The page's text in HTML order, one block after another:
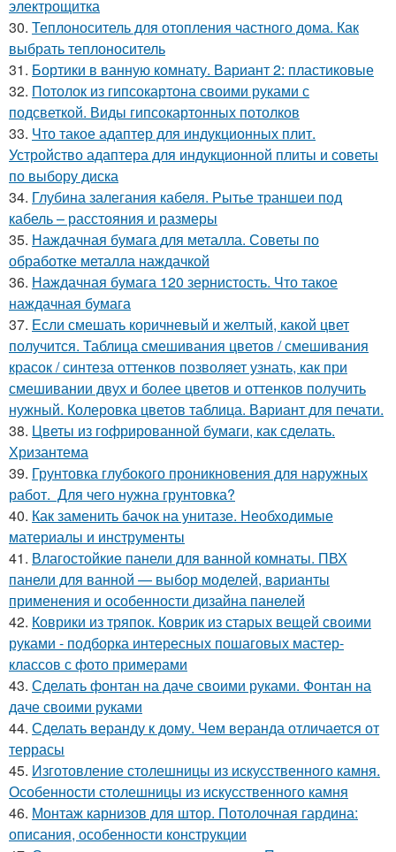
электрощитка
30. Теплоноситель для отопления частного дома. Как
выбрать теплоноситель
31. Бортики в ванную комнату. Вариант 2: пластиковые
32. Потолок из гипсокартона своими руками с
подсветкой. Виды гипсокартонных потолков
33. Что такое адаптер для индукционных плит.
Устройство адаптера для индукционной плиты и советы
по выбору диска
34. Глубина залегания кабеля. Рытье траншеи под
кабель – расстояния и размеры
35. Наждачная бумага для металла. Советы по
обработке металла наждачкой
36. Наждачная бумага 120 зернистость. Что такое
наждачная бумага
37. Если смешать коричневый и желтый, какой цвет
получится. Таблица смешивания цветов / смешивания
красок / синтеза оттенков позволяет узнать, как при
смешивании двух и более цветов и оттенков получить
нужный. Колеровка цветов таблица. Вариант для печати.
38. Цветы из гофрированной бумаги, как сделать.
Хризантема
39. Грунтовка глубокого проникновения для наружных
работ. Для чего нужна грунтовка?
40. Как заменить бачок на унитазе. Необходимые
материалы и инструменты
41. Влагостойкие панели для ванной комнаты. ПВХ
панели для ванной — выбор моделей, варианты
применения и особенности дизайна панелей
42. Коврики из тряпок. Коврик из старых вещей своими
руками - подборка интересных пошаговых мастер-
классов с фото примерами
43. Сделать фонтан на даче своими руками. Фонтан на
даче своими руками
44. Сделать веранду к дому. Чем веранда отличается от
террасы
45. Изготовление столешницы из искусственного камня.
Особенности столешницы из искусственного камня
46. Монтаж карнизов для штор. Потолочная гардина:
описания, особенности конструкции